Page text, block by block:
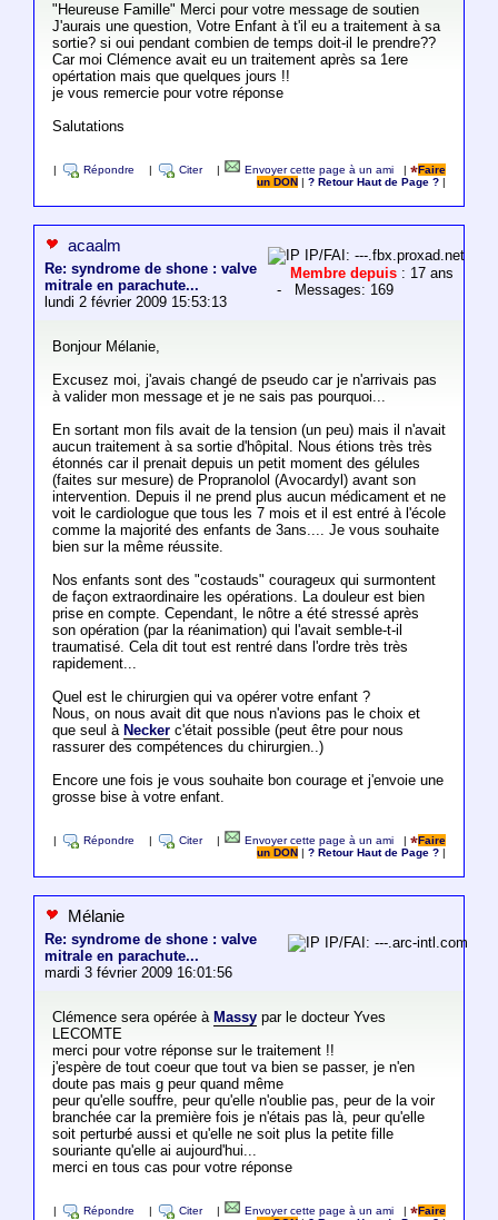
"Heureuse Famille" Merci pour votre message de soutien
J'aurais une question, Votre Enfant à t'il eu a traitement à sa
sortie? si oui pendant combien de temps doit-il le prendre??
Car moi Clémence avait eu un traitement après sa 1ere
opértation mais que quelques jours !!
je vous remercie pour votre réponse
Salutations
Répondre Citer Envoyer cette page à un ami |
Faire
un DON
|? Retour Haut de Page ?
acaalm
Re: syndrome de shone : valve
mitrale en parachute...
lundi 2 février 2009 15:53:13
IP/FAI: ---.fbx.proxad.net
Membre depuis : 17 ans
- Messages: 169
Bonjour Mélanie,
Excusez moi, j'avais changé de pseudo car je n'arrivais pas
à valider mon message et je ne sais pas pourquoi...
En sortant mon fils avait de la tension (un peu) mais il n'avait
aucun traitement à sa sortie d'hôpital. Nous étions très très
étonnés car il prenait depuis un petit moment des gélules
(faites sur mesure) de Propranolol (Avocardyl) avant son
intervention. Depuis il ne prend plus aucun médicament et ne
voit le cardiologue que tous les 7 mois et il est entré à l'école
comme la majorité des enfants de 3ans.... Je vous souhaite
bien sur la même réussite.
Nos enfants sont des "costauds" courageux qui surmontent
de façon extraordinaire les opérations. La douleur est bien
prise en compte. Cependant, le nôtre a été stressé après
son opération (par la réanimation) qui l'avait semble-t-il
traumatisé. Cela dit tout est rentré dans l'ordre très très
rapidement...
Quel est le chirurgien qui va opérer votre enfant ?
Nous, on nous avait dit que nous n'avions pas le choix et
que seul à Neckerc'était possible (peut être pour nous
rassurer des compétences du chirurgien..)
Encore une fois je vous souhaite bon courage et j'envoie une
grosse bise à votre enfant.
Répondre Citer Envoyer cette page à un ami |
Faire
un DON
|? Retour Haut de Page ?
Mélanie
Re: syndrome de shone : valve
mitrale en parachute...
mardi 3 février 2009 16:01:56
IP/FAI: ---.arc-intl.com
Clémence sera opérée à Massypar le docteur Yves
LECOMTE
merci pour votre réponse sur le traitement !!
j'espère de tout coeur que tout va bien se passer, je n'en
doute pas mais g peur quand même
peur qu'elle souffre, peur qu'elle n'oublie pas, peur de la voir
branchée car la première fois je n'étais pas là, peur qu'elle
soit perturbé aussi et qu'elle ne soit plus la petite fille
souriante qu'elle ai aujourd'hui...
merci en tous cas pour votre réponse
Répondre Citer Envoyer cette page à un ami |
Faire